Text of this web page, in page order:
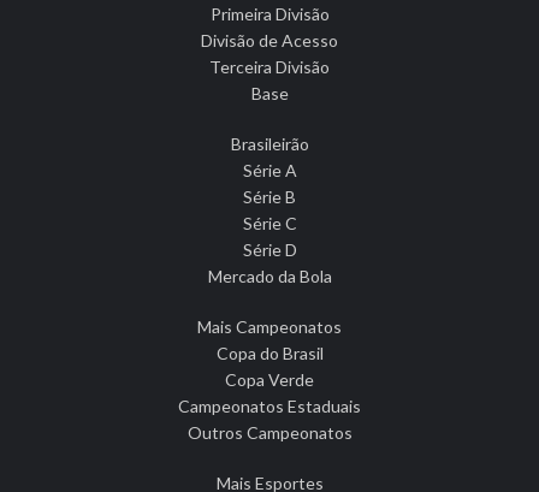
Primeira Divisão
Divisão de Acesso
Terceira Divisão
Base
Brasileirão
Série A
Série B
Série C
Série D
Mercado da Bola
Mais Campeonatos
Copa do Brasil
Copa Verde
Campeonatos Estaduais
Outros Campeonatos
Mais Esportes